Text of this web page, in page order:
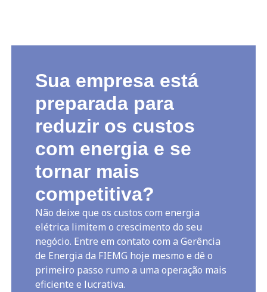
Sua empresa está
preparada para
reduzir os custos
com energia e se
tornar mais
competitiva?
Não deixe que os custos com energia
elétrica limitem o crescimento do seu
negócio. Entre em contato com a Gerência
de Energia da FIEMG hoje mesmo e dê o
primeiro passo rumo a uma operação mais
eficiente e lucrativa.